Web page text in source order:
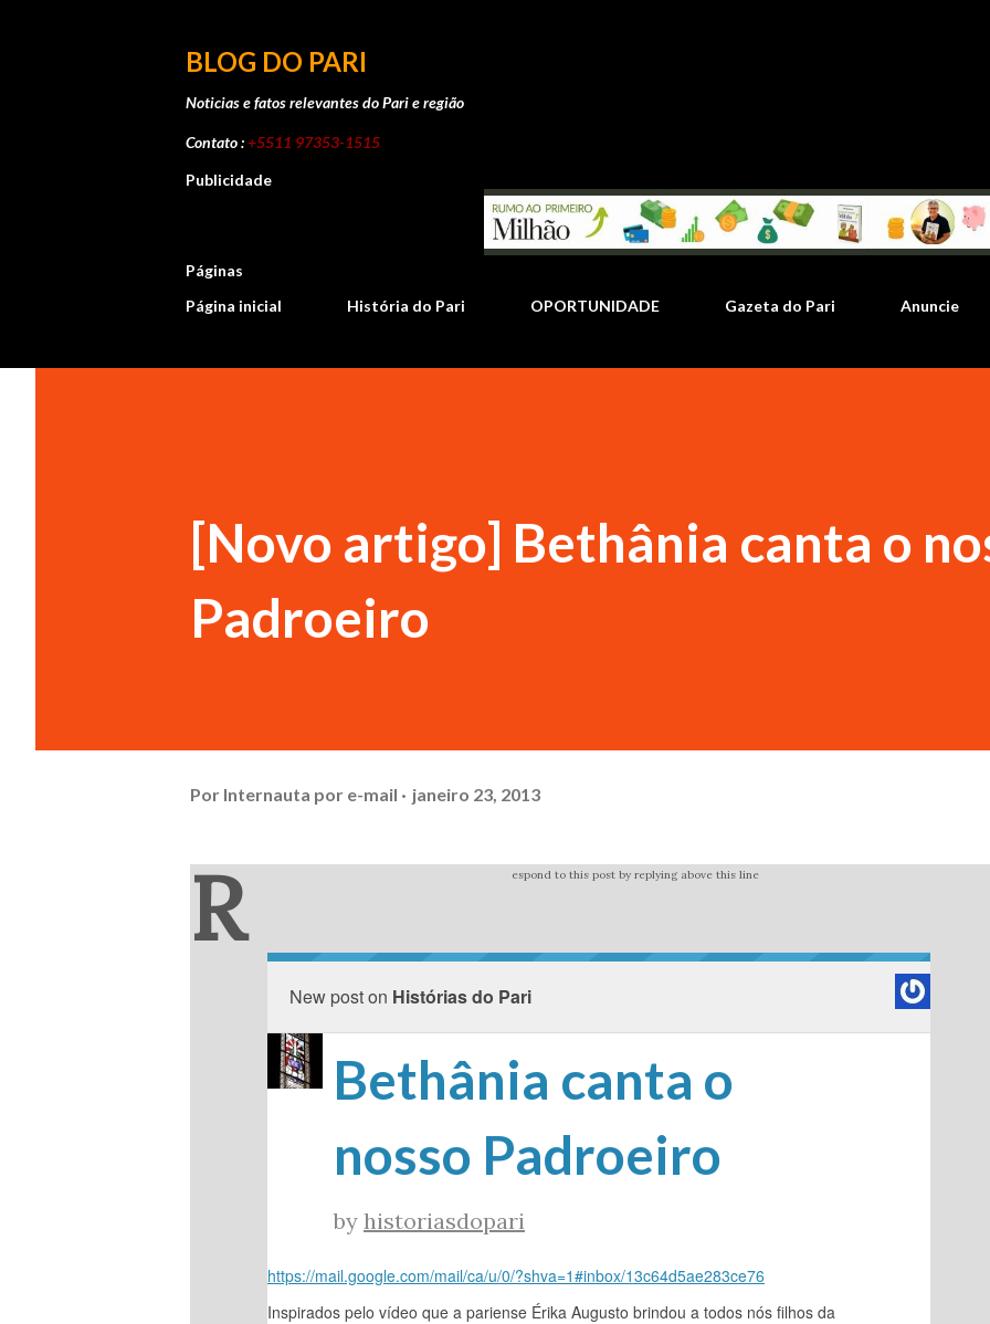
BLOG DO PARI
Noticias e fatos relevantes do Pari e região
Contato :+5511 97353-1515
Publicidade
Páginas
Página inicial
História do Pari OPORTUNIDADE Gazeta do Pari Anuncie
[Novo artigo] Bethânia canta o
Padroeiro
Por Internauta por e-mail janeiro 23, 2013
R espond to this post by replying above this line
New post on Histórias do Pari
Bethânia canta o
nosso Padroeiro
by historiasdopari
https://mail.google.com/mail/ca/u/0/?shva=1#inbox/13c64d5ae283ce76
Inspirados pelo vídeo que a pariense Érika Augusto brindou a todos nós filhos da